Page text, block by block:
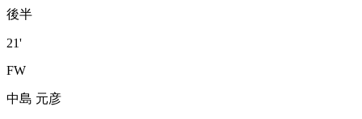
後半
21'
FW
中島 元彦